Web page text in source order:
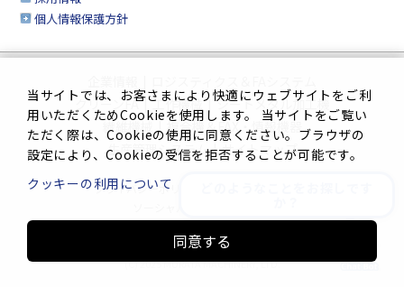
個人情報保護方針
クリーンFA | 工作機械 | シートメタル加工機
繊維機械 | 複合機＆FAX・情報機器
生産管理システム | サイトマップ
プライバシーポリシー
Innovation. Mark the turning point.
(C) 2025 MURATA MACHINERY, LTD.
当サイトでは、お客さまにより快適にウェブサイトをご利
用いただくためCookieを使用します。 当サイトをご覧い
ただく際は、Cookieの使用に同意ください。ブラウザの
設定により、Cookieの受信を拒否することが可能です。
クッキーの利用について
同意する